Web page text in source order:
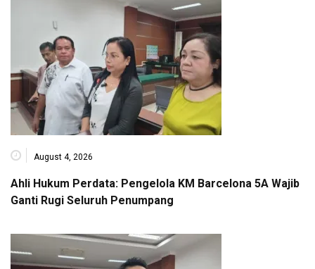
August 4, 2026
Ahli Hukum Perdata: Pengelola KM Barcelona 5A Wajib
Ganti Rugi Seluruh Penumpang